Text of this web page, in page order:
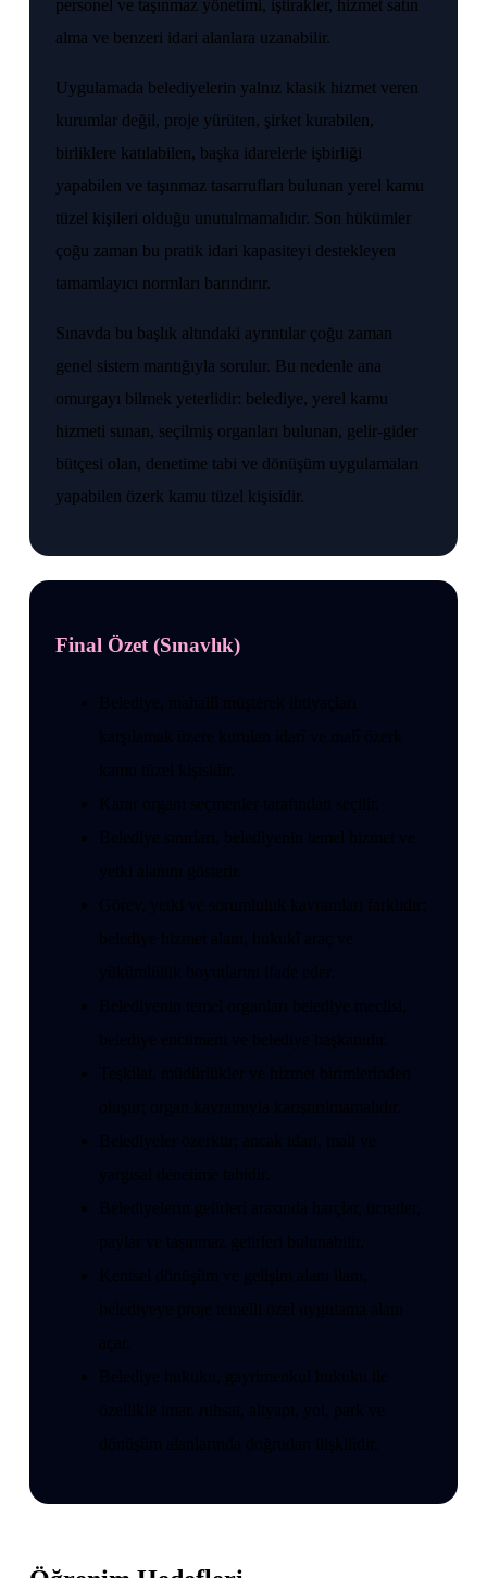
personel ve taşınmaz yönetimi, iştirakler, hizmet satın
alma ve benzeri idari alanlara uzanabilir.
Uygulamada belediyelerin yalnız klasik hizmet veren
kurumlar değil, proje yürüten, şirket kurabilen,
birliklere katılabilen, başka idarelerle işbirliği
yapabilen ve taşınmaz tasarrufları bulunan yerel kamu
tüzel kişileri olduğu unutulmamalıdır. Son hükümler
çoğu zaman bu pratik idari kapasiteyi destekleyen
tamamlayıcı normları barındırır.
Sınavda bu başlık altındaki ayrıntılar çoğu zaman
genel sistem mantığıyla sorulur. Bu nedenle ana
omurgayı bilmek yeterlidir: belediye, yerel kamu
hizmeti sunan, seçilmiş organları bulunan, gelir-gider
bütçesi olan, denetime tabi ve dönüşüm uygulamaları
yapabilen özerk kamu tüzel kişisidir.
Final Özet (Sınavlık)